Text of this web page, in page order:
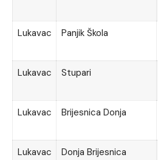
Lukavac
Panjik Škola
Lukavac
Stupari
Lukavac
Brijesnica Donja
Lukavac
Donja Brijesnica